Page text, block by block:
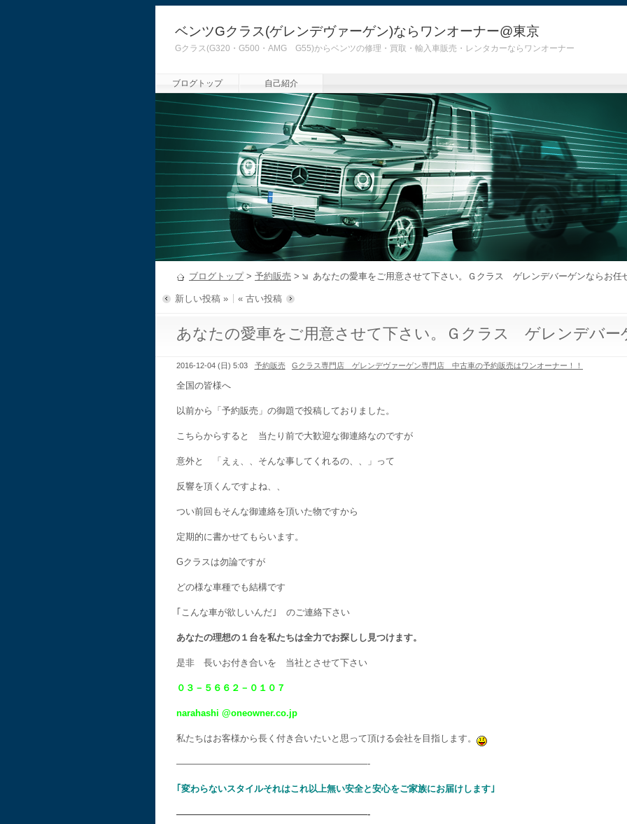
ベンツGクラス(ゲレンデヴァーゲン)ならワンオーナー@東京
Gクラス(G320・G500・AMG G55)からベンツの修理・買取・輸入車販売・レンタカーならワンオーナー
ブログトップ 自己紹介
ブログトップ> 予約販売 > あなたの愛車をご用意させて下さい。Ｇクラス ゲレンデバーゲンならお任
新しい投稿 » « 古い投稿
あなたの愛車をご用意させて下さい。Ｇクラス ゲレンデバー
2016-12-04 (日) 5:03 予約販売 Gクラス専門店 ゲレンデヴァーゲン専門店 中古車の予約販売はワンオーナー！！
全国の皆様へ
以前から「予約販売」の御題で投稿しておりました。
こちらからすると 当たり前で大歓迎な御連絡なのですが
意外と 「えぇ、、そんな事してくれるの、、」って
反響を頂くんですよね、、
つい前回もそんな御連絡を頂いた物ですから
定期的に書かせてもらいます。
Gクラスは勿論ですが
どの様な車種でも結構です
｢こんな車が欲しいんだ｣ のご連絡下さい
あなたの理想の１台を私たちは全力でお探しし見つけます。
是非 長いお付き合いを 当社とさせて下さい
０３－５６６２－０１０７
narahashi @oneowner.co.jp
私たちはお客様から長く付き合いたいと思って頂ける会社を目指します。
—————————————————————-
｢変わらないスタイルそれはこれ以上無い安全と安心をご家族にお届けします｣
—————————————————————-